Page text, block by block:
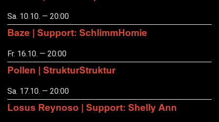
Sa. 10.10. — 20:00
Baze | Support: SchlimmHomie
Fr. 16.10. — 20:00
Pollen | StrukturStruktur
Sa. 17.10. — 20:00
Losus Reynoso | Support: Shelly Ann